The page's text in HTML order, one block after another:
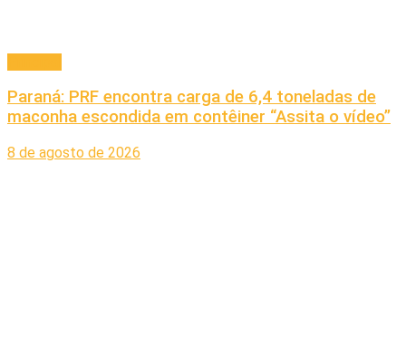
Paraná: PRF encontra carga de 6,4 toneladas de
maconha escondida em contêiner “Assita o vídeo”
8 de agosto de 2026